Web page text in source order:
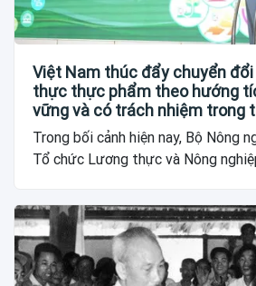
Việt Nam thúc đẩy chuyển
thực thực phẩm theo hướng
vững và có trách nhiệm trong
cầu
Trong bối cảnh hiện nay, Bộ Nông
Tổ chức Lương thực và Nông